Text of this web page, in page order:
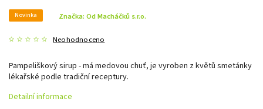
Novinka
Neohodnoceno
Značka: Od Macháčků s.r.o.
Pampeliškový sirup - má medovou chuť, je vyroben z květů smetánky
lékařské podle tradiční receptury.
Detailní informace